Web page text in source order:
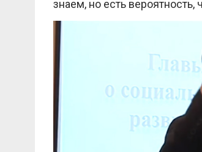
знаем, но есть вероятность,